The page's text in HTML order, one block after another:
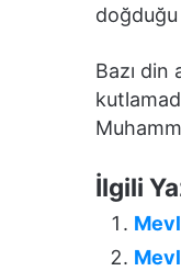
Bazı
İlgili